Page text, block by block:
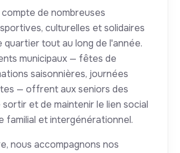
de nombreuses
culturelles et solidaires
quartier tout au long de l'année.
municipaux — fêtes de
saisonnières, journées
— offrent aux seniors des
et de maintenir le lien social
familial et intergénérationnel.
nous accompagnons nos